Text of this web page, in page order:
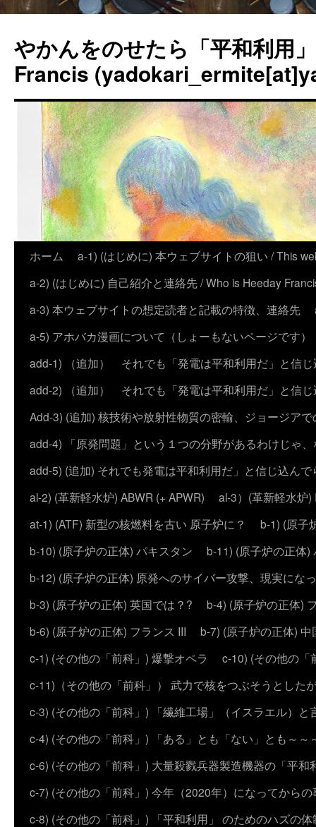
やかんをのせたら「平和利用
Francis
ホーム
a-1) (はじめに) 本ウェブサイトの狙い / This
a-2) (はじめに) 自己紹介と連絡先 / Who is Heeday
a-3) 本ウェブサイトの想定読者と記載の特徴、連絡先
a-5) アホバカ漫画について（しょーもないページです）
add-1) （追加） それでも「発電は平和利用だ」と信
add-2) （追加） それでも「発電は平和利用だ」と信
Add-3) (追加) 核技術や放射性物質の密輸、ジョージアで
add-4) 「原発問題」という１つの分野があるわけじゃ
add-5) (追加) それでも発電は平和利用だ」と信じ込ん
al-2) (革新軽水炉) ABWR (+ APWR)
al-3）(革新軽水炉)
at-1) (ATF) 新型の核燃料を古い 原子炉に？
b-1) (原子
b-10) (原子炉の正体) パキスタン
b-11) (原子炉の正体)
b-12) (原子炉の正体) 原発へのサイバー攻撃、現実にな
b-3) (原子炉の正体) 英国では？?
b-4) (原子炉の正体)
b-6) (原子炉の正体) フランス III
b-7) (原子炉の正体) 中
c-1) (その他の「前科」) 爆撃オペラ
c-10) (その他の「
c-11)（その他の「前科」） 武力で核をつぶそうとした
c-3) (その他の「前科」) 「繊維工場」（イスラエル）と
c-4) (その他の「前科」) 「ある」とも「ない」とも～～
c-6) (その他の「前科」) 大量殺戮兵器製造機器の「平
c-7) (その他の「前科」) 今年（2020年）になってからの
c-8) (その他の「前科」) 「平和利用」 のためのハズの